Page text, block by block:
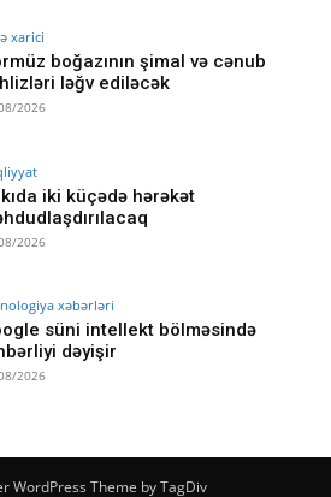
xarici
boğazının şimal və cənub
ləğv ediləcək
2026
iki küçədə hərəkət
2026
xəbərləri
süni intellekt bölməsində
dəyişir
2026
WordPress Theme by TagDiv